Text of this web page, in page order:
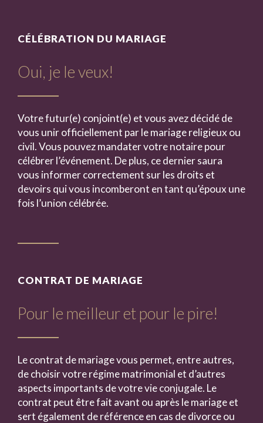
CÉLÉBRATION DU MARIAGE
Oui, je le veux!
Votre futur(e) conjoint(e) et vous avez décidé de
vous unir officiellement par le mariage religieux ou
civil. Vous pouvez mandater votre notaire pour
célébrer l’événement. De plus, ce dernier saura
vous informer correctement sur les droits et
devoirs qui vous incomberont en tant qu’époux une
fois l’union célébrée.
CONTRAT DE MARIAGE
Pour le meilleur et pour le pire!
Le contrat de mariage vous permet, entre autres,
de choisir votre régime matrimonial et d’autres
aspects importants de votre vie conjugale. Le
contrat peut être fait avant ou après le mariage et
sert également de référence en cas de divorce ou